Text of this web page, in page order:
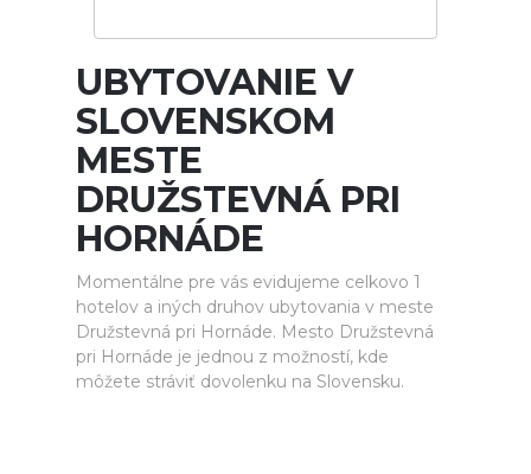
UBYTOVANIE V
SLOVENSKOM
MESTE
DRUŽSTEVNÁ PRI
HORNÁDE
Momentálne pre vás evidujeme celkovo 1
hotelov a iných druhov ubytovania v meste
Družstevná pri Hornáde. Mesto Družstevná
pri Hornáde je jednou z možností, kde
môžete stráviť dovolenku na Slovensku.